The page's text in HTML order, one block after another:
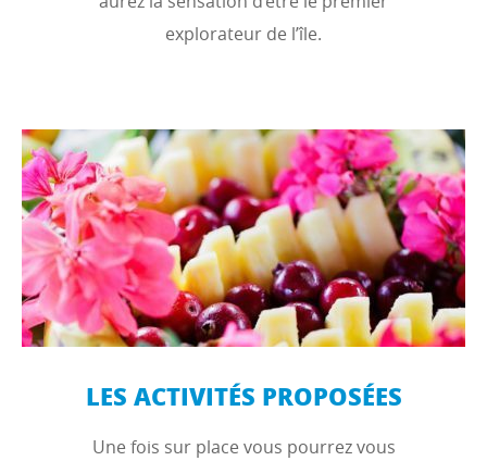
explorateur de l’île.
LES ACTIVITÉS PROPOSÉES
Une fois sur place vous pourrez vous